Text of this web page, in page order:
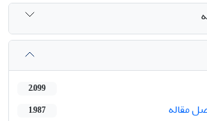
2,099
مقاله 1,987